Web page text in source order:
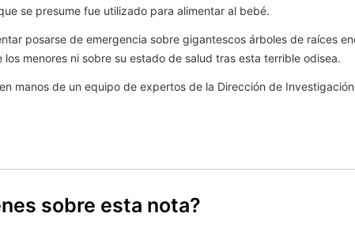
se presume fue utilizado para alimentar al bebé.
posarse de emergencia sobre gigantescos árboles de raíces
menores ni sobre su estado de salud tras esta terrible odisea.
manos de un equipo de expertos de la Dirección de
sobre esta nota?